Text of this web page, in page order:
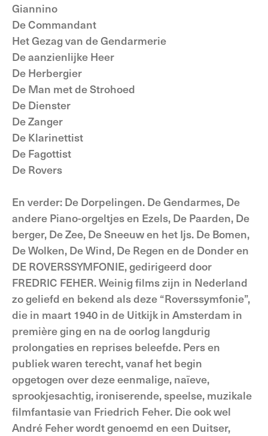
Giannino
De Commandant
Het Gezag van de Gendarmerie
De aanzienlijke Heer
De Herbergier
De Man met de Strohoed
De Dienster
De Zanger
De Klarinettist
De Fagottist
De Rovers
En verder: De Dorpelingen. De Gendarmes, De
andere Piano-orgeltjes en Ezels, De Paarden, De
berger, De Zee, De Sneeuw en het Ijs. De Bomen,
De Wolken, De Wind, De Regen en de Donder en
DE ROVERSSYMFONIE, gedirigeerd door
FREDRIC FEHER. Weinig films zijn in Nederland
zo geliefd en bekend als deze “Roverssymfonie”,
die in maart 1940 in de Uitkijk in Amsterdam in
première ging en na de oorlog langdurig
prolongaties en reprises beleefde. Pers en
publiek waren terecht, vanaf het begin
opgetogen over deze eenmalige, naïeve,
sprookjesachtig, ironiserende, speelse, muzikale
filmfantasie van Friedrich Feher. Die ook wel
André Feher wordt genoemd en een Duitser,